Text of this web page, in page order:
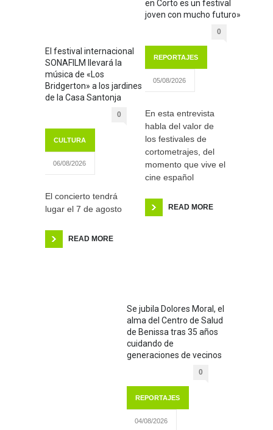
El festival internacional
SONAFILM llevará la
música de «Los
Bridgerton» a los jardines
de la Casa Santonja
0
CULTURA
06/08/2026
El concierto tendrá
lugar el 7 de agosto
READ MORE
en Corto es un festival
joven con mucho futuro»
0
REPORTAJES
05/08/2026
En esta entrevista
habla del valor de
los festivales de
cortometrajes, del
momento que vive el
cine español
READ MORE
Se jubila Dolores Moral, el
alma del Centro de Salud
de Benissa tras 35 años
cuidando de
generaciones de vecinos
0
REPORTAJES
04/08/2026